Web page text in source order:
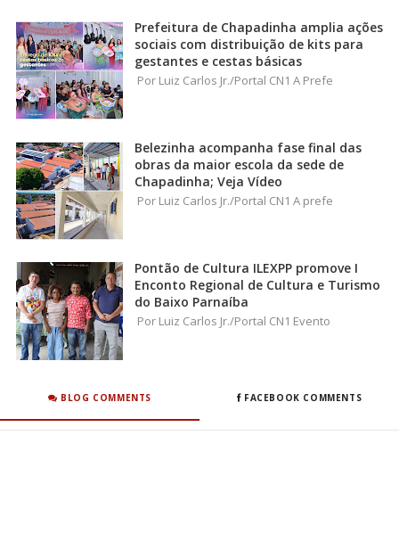
Prefeitura de Chapadinha amplia ações
sociais com distribuição de kits para
gestantes e cestas básicas
Por Luiz Carlos Jr./Portal CN1 A Prefe
Belezinha acompanha fase final das
obras da maior escola da sede de
Chapadinha; Veja Vídeo
Por Luiz Carlos Jr./Portal CN1 A prefe
Pontão de Cultura ILEXPP promove I
Enconto Regional de Cultura e Turismo
do Baixo Parnaíba
Por Luiz Carlos Jr./Portal CN1 Evento
BLOG COMMENTS FACEBOOK COMMENTS